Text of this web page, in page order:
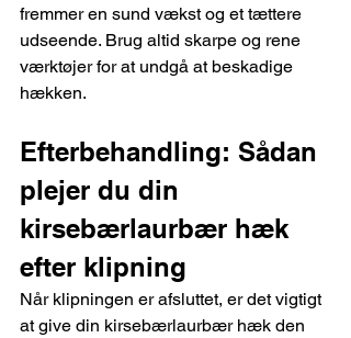
fremmer en sund vækst og et tættere
udseende. Brug altid skarpe og rene
værktøjer for at undgå at beskadige
hækken.
Efterbehandling: Sådan
plejer du din
kirsebærlaurbær hæk
efter klipning
Når klipningen er afsluttet, er det vigtigt
at give din kirsebærlaurbær hæk den